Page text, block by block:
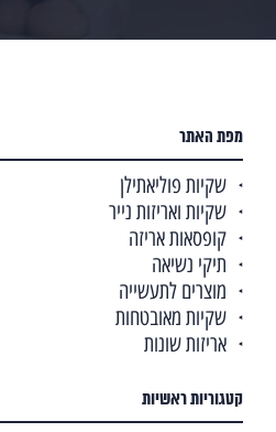
מפת האתר
שקיות פוליאתילן
שקיות ואריזות נייר
קופסאות אריזה
תיקי נשיאה
מוצרים לתעשייה
שקיות מאובטחות
אריזות שונות
קטגוריות ראשיות